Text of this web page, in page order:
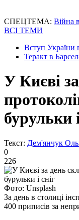
СПЕЦТЕМА: Війна
ВСІ ТЕМИ
Вступ України
Теракт в
У Києві
бурульки
Текст: Дем'янчук
0
226
Фото: Unsplash
За день в столиці
400 приписів за